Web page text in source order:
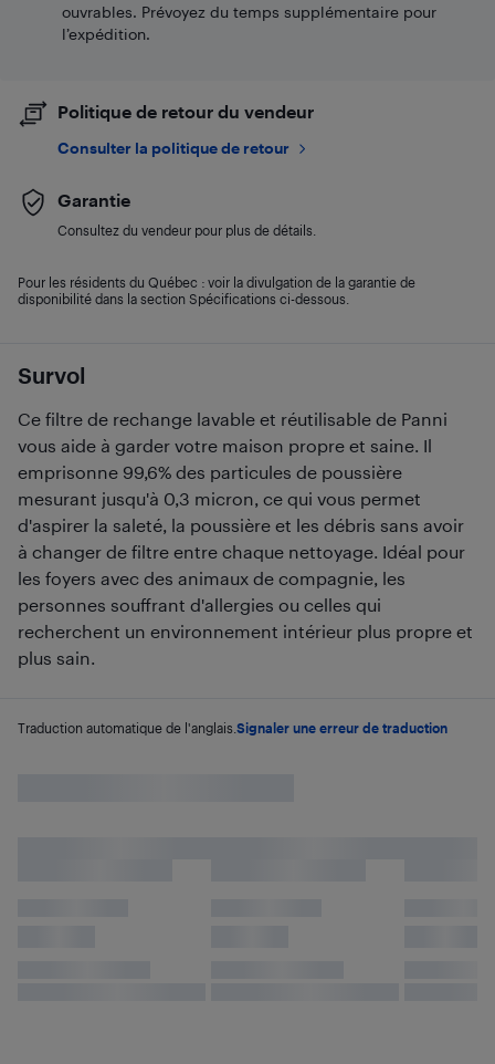
Survol
Ce filtre de rechange lavable et réutilisable de Panni
vous aide à garder votre maison propre et saine. Il
emprisonne 99,6% des particules de poussière
mesurant jusqu'à 0,3 micron, ce qui vous permet
d'aspirer la saleté, la poussière et les débris sans avoir
à changer de filtre entre chaque nettoyage. Idéal pour
les foyers avec des animaux de compagnie, les
personnes souffrant d'allergies ou celles qui
recherchent un environnement intérieur plus propre et
plus sain.
Traduction automatique de l'anglais. Signaler une erreur de traduction
ouvrables. Prévoyez du temps supplémentaire pour
l’expédition.
Politique de retour du vendeur
Consulter la politique de retour
Garantie
Consultez du vendeur pour plus de détails.
Pour les résidents du Québec : voir la divulgation de la garantie de
disponibilité dans la section Spécifications ci-dessous.